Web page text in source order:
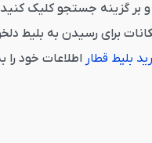
و زمان حرکت دلخواه را وارد و بر
برای رسیدن به بلیط
بلیط قطار اطلاعات خود را